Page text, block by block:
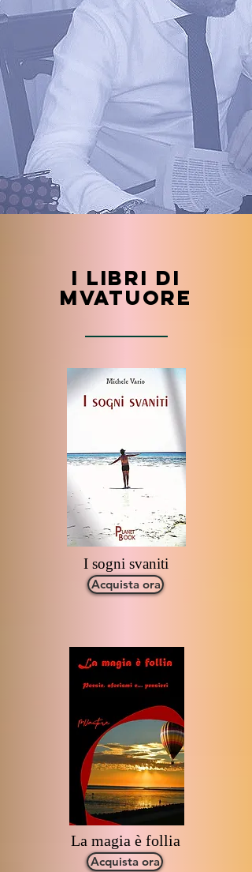
I libri di
mvatuore
I sogni svaniti
Acquista ora
La magia è follia
Acquista ora